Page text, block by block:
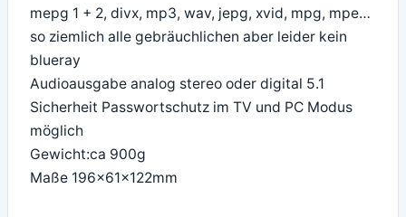
mepg 1 + 2, divx, mp3, wav, jepg, xvid, mpg, mpe…
so ziemlich alle gebräuchlichen aber leider kein
blueray
Audioausgabe analog stereo oder digital 5.1
Sicherheit Passwortschutz im TV und PC Modus
möglich
Gewicht:ca 900g
Maße 196x61x122mm